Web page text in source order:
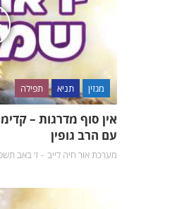
מגזין תניא תפילה
אין סוף מדרגות –
עם הרב גופין
מערכת אור חיה לייב ז׳ באב